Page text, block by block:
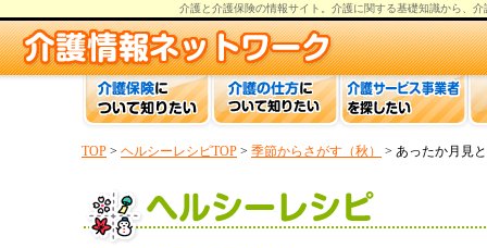
介護と介護保険の情報サイト。 介護に関する基礎知識から、 介
TOP > ヘルシーレシピTOP > 季節からさがす（秋） > あったか月見